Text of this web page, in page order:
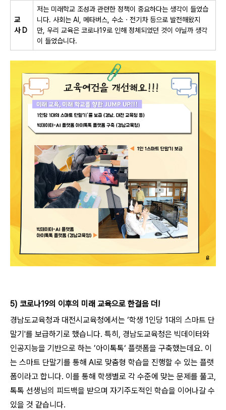
교
사 D
저는 미래학교 조성과 관련한 정책이 중요하다는 생각이 들었습
니다. 사회는 AI, 메타버스 수소ㆍ전기차 등으로 발전해왔지
만 우리 교육은 코로나19로 인해 정체되었던 것이 아닐까 생각
이 들었습니다.
5) 코로나19의 이후의 미래 교육으로 한걸음 더!
경남도교육청과 대전시교육청에서는 ‘학생 1인당 1대의 스마트 단
말기'를 보급하기로 했습니다. 특히, 경남도교육청은 빅데이터와
인공지능을 기반으로 하는 ’아이톡톡‘ 플랫폼을 구축했는데요. 이
는 스마트 단말기를 통해 AI로 맞춤형 학습을 진행할 수 있는 플랫
폼이라고 합니다. 이를 통해 학생별로 각 수준에 맞는 문제를 풀고,
톡톡 선생님의 피드백을 받으며 자기주도적인 학습을 이어나갈 수
있을 것 같습니다.